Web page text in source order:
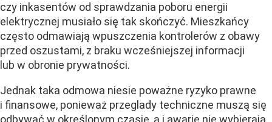
czy inkasentów od sprawdzania poboru energii
elektrycznej musiało się tak skończyć. Mieszkańcy
często odmawiają wpuszczenia kontrolerów z obawy
przed oszustami, z braku wcześniejszej informacji
lub w obronie prywatności.
Jednak taka odmowa niesie poważne ryzyko prawne
i finansowe, ponieważ przeglady techniczne muszą się